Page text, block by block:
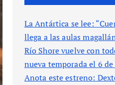
La Antártica se lee:
llega a las aulas
Río Shore vuelve con
nueva temporada el 6
Anota este estreno: